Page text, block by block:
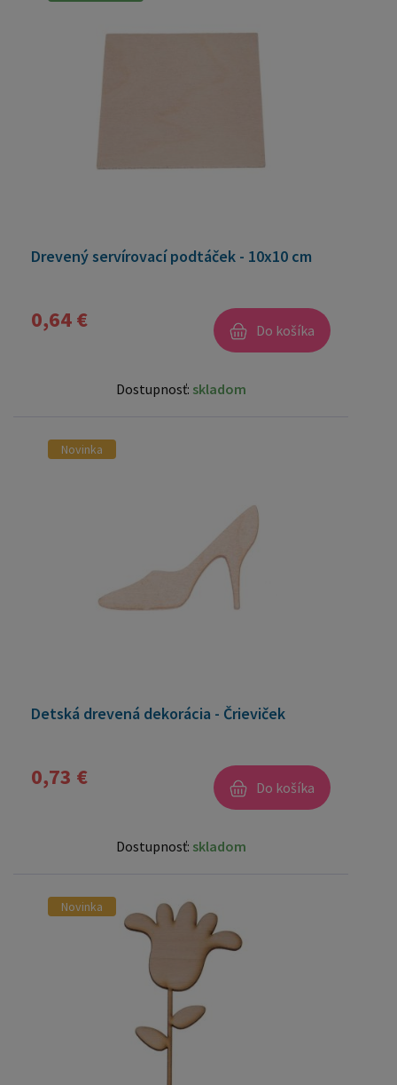
Drevený servírovací podtáček - 10x10 cm
0,64 € Do košíka
Dostupnosť: skladom
Novinka
Detská drevená dekorácia - Črieviček
0,73 € Do košíka
Dostupnosť: skladom
Novinka